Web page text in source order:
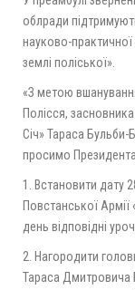
облради
науково-
землі поліської».
«З метою
Полісся,
Січ» Тараса
просимо
1. Встановити дату
Повстанської
день відповідні
2. Нагородити
Тараса Дмитровича